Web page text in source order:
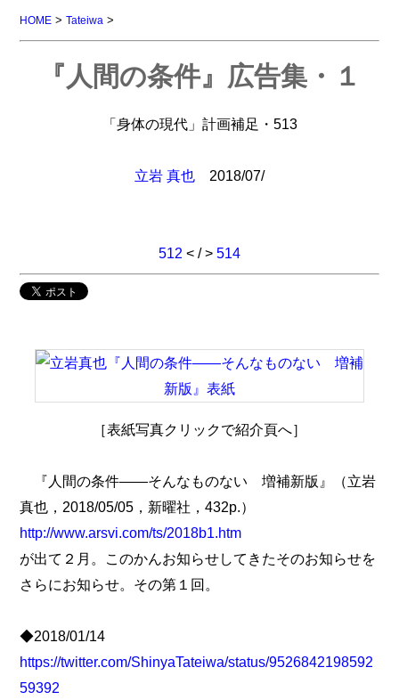
HOME >Tateiwa >
『人間の条件』広告集・１
「身体の現代」計画補足・513
立岩 真也 2018/07/
512 < / > 514
［表紙写真クリックで紹介頁へ］
『人間の条件――そんなものない 増補新版』（立岩
真也，2018/05/05，新曜社，432p.）
http://www.arsvi.com/ts/2018b1.htm
が出て２月。このかんお知らせしてきたそのお知らせを
さらにお知らせ。その第１回。
◆2018/01/14
https://twitter.com/ShinyaTateiwa/status/9526842198592
59392